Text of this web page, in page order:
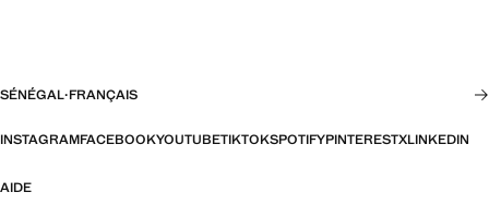
SÉNÉGAL·FRANÇAIS
INSTAGRAMFACEBOOKYOUTUBETIKTOKSPOTIFYPINTERESTXLINKEDIN
AIDE